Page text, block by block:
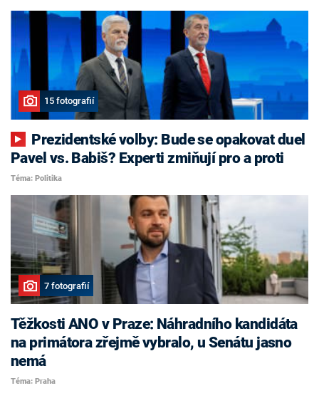
15 fotografií
Pavel vs. Babiš? Experti zmiňují pro a proti
Téma: Politika
7 fotografií
Těžkosti ANO v Praze: Náhradního kandidáta
na primátora zřejmě vybralo, u Senátu jasno
nemá
Téma: Praha